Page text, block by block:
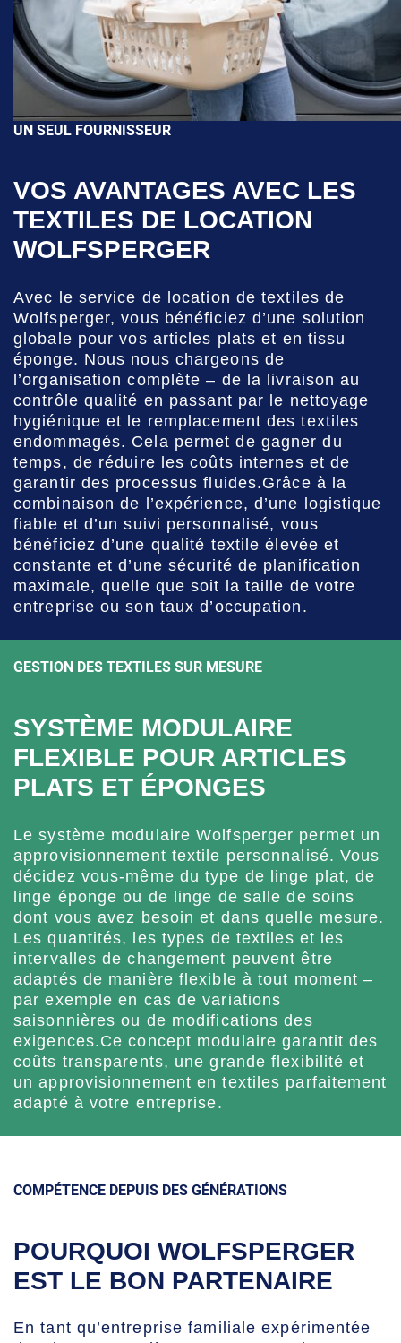
UN SEUL FOURNISSEUR
VOS AVANTAGES AVEC LES
TEXTILES DE LOCATION
WOLFSPERGER
Avec le service de location de textiles de
Wolfsperger, vous bénéficiez d’une solution
globale pour vos articles plats et en tissu
éponge. Nous nous chargeons de
l’organisation complète – de la livraison au
contrôle qualité en passant par le nettoyage
hygiénique et le remplacement des textiles
endommagés. Cela permet de gagner du
temps, de réduire les coûts internes et de
garantir des processus fluides.Grâce à la
combinaison de l’expérience, d’une logistique
fiable et d’un suivi personnalisé, vous
bénéficiez d’une qualité textile élevée et
constante et d’une sécurité de planification
maximale, quelle que soit la taille de votre
entreprise ou son taux d’occupation.
GESTION DES TEXTILES SUR MESURE
SYSTÈME MODULAIRE
FLEXIBLE POUR ARTICLES
PLATS ET ÉPONGES
Le système modulaire Wolfsperger permet un
approvisionnement textile personnalisé. Vous
décidez vous-même du type de linge plat, de
linge éponge ou de linge de salle de soins
dont vous avez besoin et dans quelle mesure.
Les quantités, les types de textiles et les
intervalles de changement peuvent être
adaptés de manière flexible à tout moment –
par exemple en cas de variations
saisonnières ou de modifications des
exigences.Ce concept modulaire garantit des
coûts transparents, une grande flexibilité et
un approvisionnement en textiles parfaitement
adapté à votre entreprise.
COMPÉTENCE DEPUIS DES GÉNÉRATIONS
POURQUOI WOLFSPERGER
EST LE BON PARTENAIRE
En tant qu’entreprise familiale expérimentée